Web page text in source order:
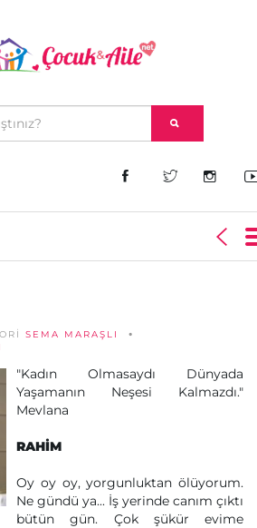
SEMA MARAŞLI
"Kadın Olmasaydı Dünyada
Yaşamanın Neşesi Kalmazdı."
Mevlana
RAHİM
Oy oy oy, yorgunluktan ölüyorum.
Ne gündü ya... İş yerinde canım çıktı
bütün gün. Çok şükür evime